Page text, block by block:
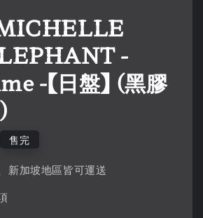
-
-【日盤】 (黑膠
售完
新加坡地區皆可運送